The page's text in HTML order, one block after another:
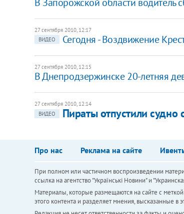
27 сентября 2010, 12:17
ВИДЕО
Сегодня - Воздвижение
27 сентября 2010, 12:15
В Днепродзержинске 20-летняя
27 сентября 2010, 12:14
ВИДЕО
Пираты отпустили
Про нас Реклама на сайте
При полном или частичном воспроизведении
ссылка на агентство "Українськi Новини" и
Материалы, которые размещаются на сайте с
этого контента и разделяет мнения, высказанные в